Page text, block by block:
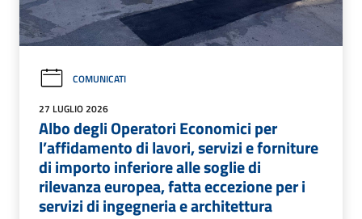
COMUNICATI
27 LUGLIO 2026
Albo degli Operatori Economici per
l’affidamento di lavori, servizi e forniture
di importo inferiore alle soglie di
rilevanza europea, fatta eccezione per i
servizi di ingegneria e architettura